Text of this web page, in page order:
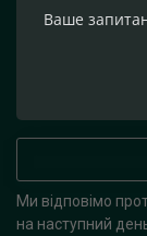
Ми відповімо
на наступний